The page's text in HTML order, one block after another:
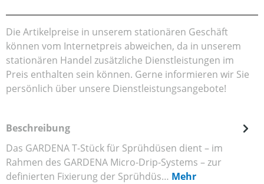
Die Artikelpreise in unserem stationären Geschäft
können vom Internetpreis abweichen, da in unserem
stationären Handel zusätzliche Dienstleistungen im
Preis enthalten sein können. Gerne informieren wir Sie
persönlich über unsere Dienstleistungsangebote!
Beschreibung
Das GARDENA T-Stück für Sprühdüsen dient – im
Rahmen des GARDENA Micro-Drip-Systems – zur
definierten Fixierung der Sprühdüs… Mehr